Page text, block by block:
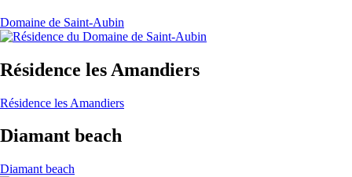
Domaine de Saint-Aubin
Résidence les Amandiers
Résidence les Amandiers
Diamant beach
Diamant beach